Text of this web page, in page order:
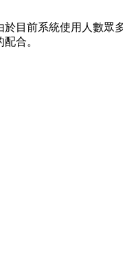
於目前系統使用人數眾
合。